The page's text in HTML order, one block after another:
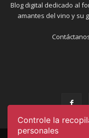
Controle la
personales
Blog digital dedicado al
amantes del vino y su